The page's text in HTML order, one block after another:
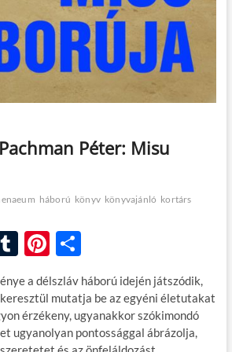
Péter: Misu
háború könyv könyvajánló kortárs
T
m
bl
r
Pi
er
es
t
O
za
m
e
a délszláv háború idején játszódik,
keresztül mutatja be az egyéni életutakat
érzékeny, ugyanakkor szókimondó
ugyanolyan pontossággal ábrázolja,